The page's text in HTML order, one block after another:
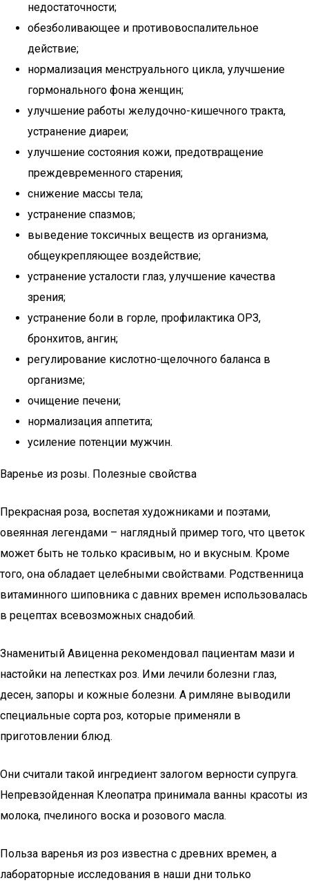
недостаточности;
обезболивающее и противовоспалительное
действие;
нормализация менструального цикла, улучшение
гормонального фона женщин;
улучшение работы желудочно-кишечного тракта,
устранение диареи;
улучшение состояния кожи, предотвращение
преждевременного старения;
снижение массы тела;
устранение спазмов;
выведение токсичных веществ из организма,
общеукрепляющее воздействие;
устранение усталости глаз, улучшение качества
зрения;
устранение боли в горле, профилактика ОРЗ,
бронхитов, ангин;
регулирование кислотно-щелочного баланса в
организме;
очищение печени;
нормализация аппетита;
усиление потенции мужчин.
Варенье из розы. Полезные свойства
Прекрасная роза, воспетая художниками и поэтами,
овеянная легендами – наглядный пример того, что цветок
может быть не только красивым, но и вкусным. Кроме
того, она обладает целебными свойствами. Родственница
витаминного шиповника с давних времен использовалась
в рецептах всевозможных снадобий.
Знаменитый Авиценна рекомендовал пациентам мази и
настойки на лепестках роз. Ими лечили болезни глаз,
десен, запоры и кожные болезни. А римляне выводили
специальные сорта роз, которые применяли в
приготовлении блюд.
Они считали такой ингредиент залогом верности супруга.
Непревзойденная Клеопатра принимала ванны красоты из
молока, пчелиного воска и розового масла.
Польза варенья из роз известна с древних времен, а
лабораторные исследования в наши дни только